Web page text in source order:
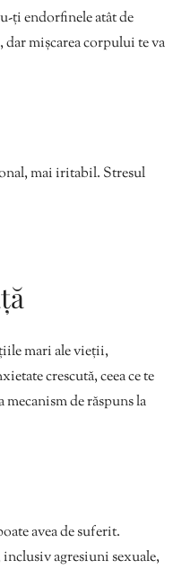
ți endorfinele atât de
mișcarea corpului te va
mai iritabil. Stresul
mari ale vieții,
crescută, ceea ce te
de răspuns la
avea de suferit.
agresiuni sexuale,